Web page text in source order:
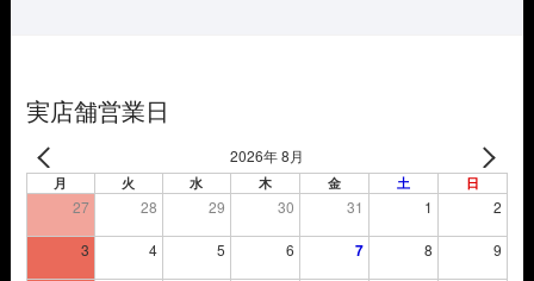
実店舗営業日
2026年 8月
月 火 水 木 金 土 日
27 28 29 30 31 1 2
3 4 5 6 7 8 9